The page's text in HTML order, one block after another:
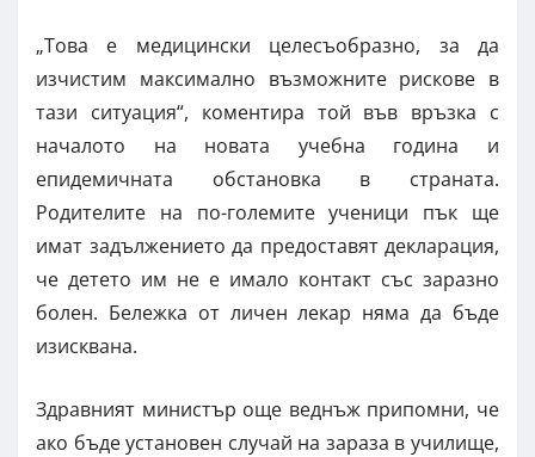
„Това е медицински целесъобразно, за да
изчистим максимално възможните рискове в
тази ситуация“, коментира той във връзка с
началото на новата учебна година и
епидемичната обстановка в страната.
Родителите на по-големите ученици пък ще
имат задължението да предоставят декларация,
че детето им не е имало контакт със заразно
болен. Бележка от личен лекар няма да бъде
изисквана.
Здравният министър още веднъж припомни, че
ако бъде установен случай на зараза в училище,